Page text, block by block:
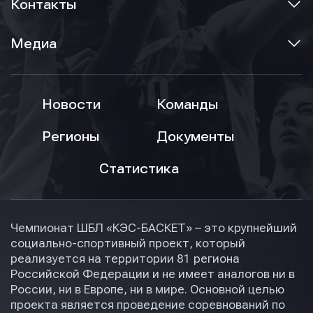
Контакты
Медиа
Новости
Команды
Регионы
Документы
Статистика
Чемпионат ШБЛ «КЭС-БАСКЕТ» – это крупнейший
социально-спортивный проект, который
реализуется на территории 81 региона
Российской Федерации и не имеет аналогов ни в
России, ни в Европе, ни в мире. Основной целью
проекта является проведение соревнований по